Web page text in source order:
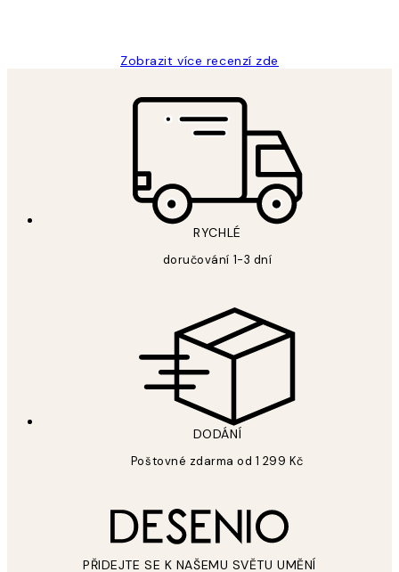
Zobrazit více recenzí zde
RYCHLÉ
doručování 1-3 dní
DODÁNÍ
Poštovné zdarma od 1 299 Kč
PŘIDEJTE SE K NAŠEMU SVĚTU UMĚNÍ